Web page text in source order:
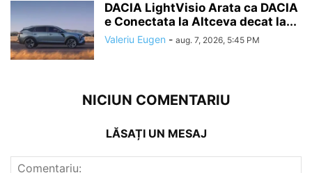
DACIA LightVisio Arata ca DACIA
e Conectata la Altceva decat la...
Valeriu Eugen - aug. 7, 2026, 5:45 PM
NICIUN COMENTARIU
LĂSAȚI UN MESAJ